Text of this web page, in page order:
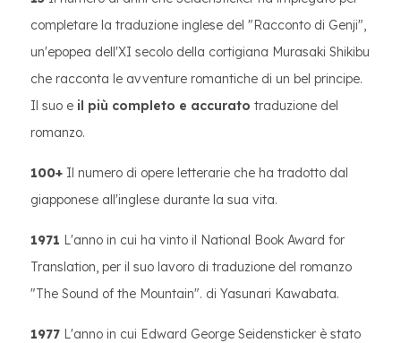
completare la traduzione inglese del "Racconto di Genji",
un'epopea dell'XI secolo della cortigiana Murasaki Shikibu
che racconta le avventure romantiche di un bel principe.
Il suo e il più completo e accurato traduzione del
romanzo.
100+ Il numero di opere letterarie che ha tradotto dal
giapponese all'inglese durante la sua vita.
1971 L'anno in cui ha vinto il National Book Award for
Translation, per il suo lavoro di traduzione del romanzo
"The Sound of the Mountain". di Yasunari Kawabata.
1977 L'anno in cui Edward George Seidensticker è stato